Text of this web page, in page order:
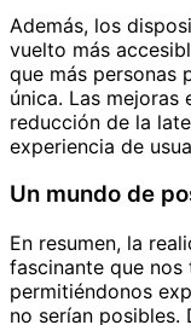
Además, los
vuelto más
que más personas
única. Las mejoras
reducción de la
experiencia de
Un mundo de
En resumen, la
fascinante que
permitiéndonos
no serían posibles.